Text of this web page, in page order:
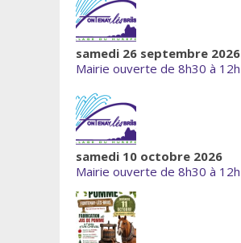
samedi 26 septembre 2026
Mairie ouverte de 8h30 à 12h
samedi 10 octobre 2026
Mairie ouverte de 8h30 à 12h